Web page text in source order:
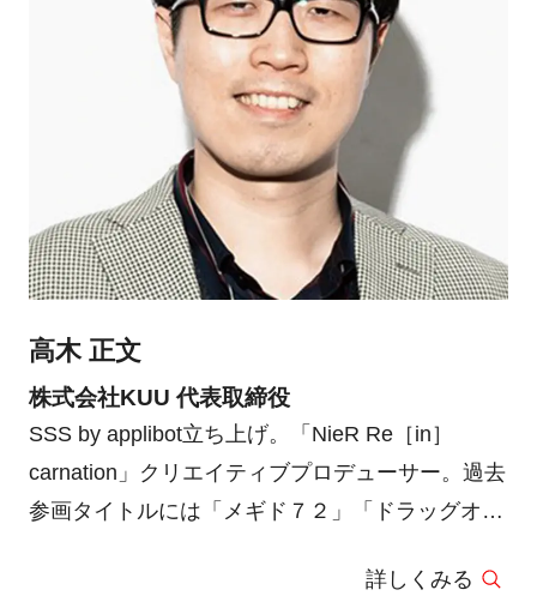
高木 正文
株式会社KUU 代表取締役
SSS by applibot立ち上げ。「NieR Re［in］
carnation」クリエイティブプロデューサー。過去
参画タイトルには「メギド７２」「ドラッグオン
「エルシャダイ」など。バンタン卒業生で（株）
詳しくみる